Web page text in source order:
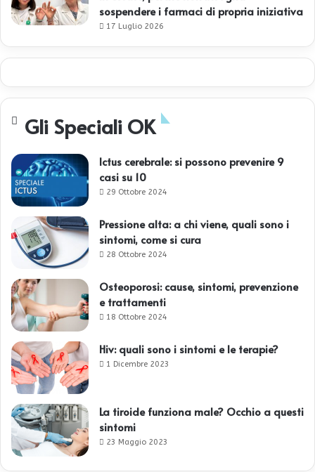
sospendere i farmaci di propria iniziativa
17 Luglio 2026
Gli Speciali OK
Ictus cerebrale: si possono prevenire 9
casi su 10
29 Ottobre 2024
Pressione alta: a chi viene, quali sono i
sintomi, come si cura
28 Ottobre 2024
Osteoporosi: cause, sintomi, prevenzione
e trattamenti
18 Ottobre 2024
Hiv: quali sono i sintomi e le terapie?
1 Dicembre 2023
La tiroide funziona male? Occhio a questi
sintomi
23 Maggio 2023